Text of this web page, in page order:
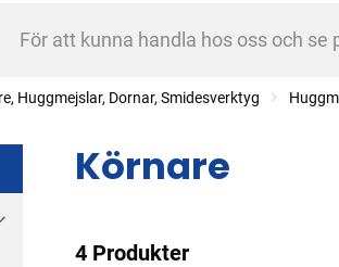
För att kunna handla hos oss och se
Huggmejslar, Dornar, Smidesverktyg
Körnare
4 Produkter